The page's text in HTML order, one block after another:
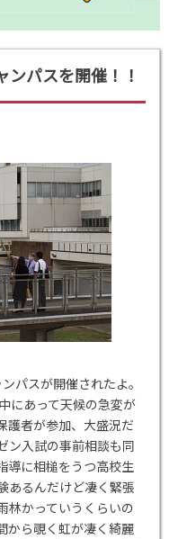
パスを開催！！
パスが開催されたよ。
にあって天候の急変が
護者が参加、大盛況だ
ン入試の事前相談も同
導に相槌をうつ高校生
あるんだけど凄く緊張
林かっていうくらいの
から覗く虹が凄く綺麗